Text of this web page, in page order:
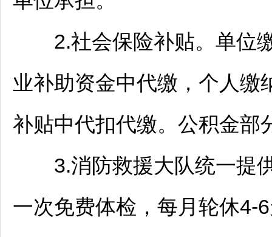
2.社会保险补贴。单位
业补助资金中代缴，个人缴
补贴中代扣代缴。公积金部
3.消防救援大队统一提供
一次免费体检，每月轮休4-